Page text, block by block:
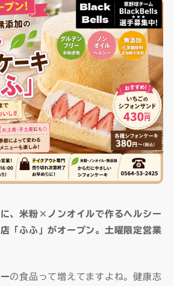
、米粉×ノンオイルで作るヘルシー
「ふふ」がオープン。土曜限定営業
の食品って増えてますよね。健康志